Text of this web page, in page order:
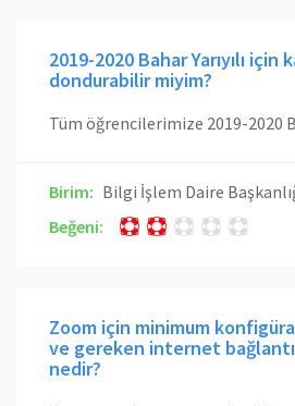
2019-2020 Bahar Yarıyılı için
dondurabilir miyim?
Birim: Bilgi İşlem Daire
Beğeni:
Zoom için minimum
ve gereken internet bağlantı
nedir?